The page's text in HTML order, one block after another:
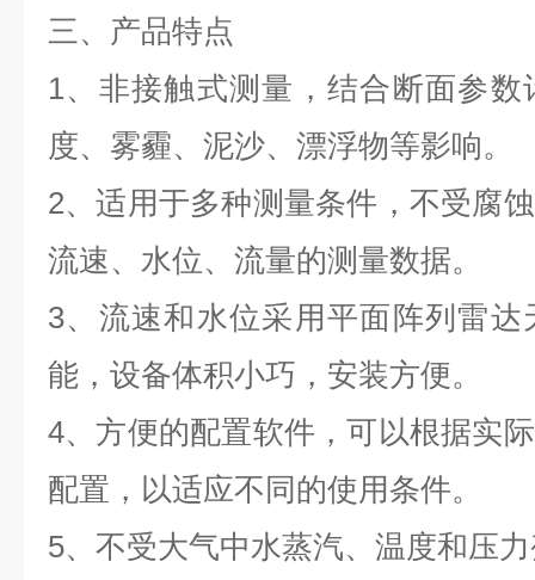
三、产品特点
1、非接触式测量，结合断面参
度、雾霾、泥沙、漂浮物等影响。
2、适用于多种测量条件，不受腐
流速、水位、流量的测量数据。
3、流速和水位采用平面阵列雷
能，设备体积小巧，安装方便。
4、方便的配置软件，可以根据实
配置，以适应不同的使用条件。
5、不受大气中水蒸汽、温度和压